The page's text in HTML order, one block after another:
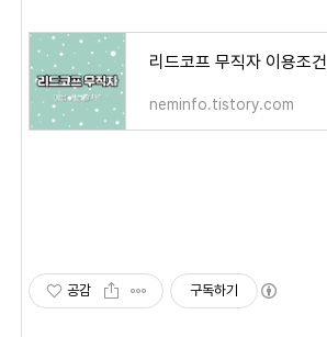
리드코프 무직자 이용조건
neminfo.tistory.com
공감 구독하기